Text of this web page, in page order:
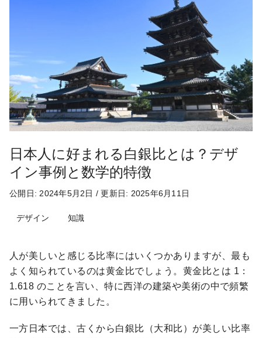
日本人に好まれる白銀比とは？デザ
イン事例と数学的特徴
公開日: 2024年5月2日 /更新日: 2025年6月11日
デザイン 知識
人が美しいと感じる比率にはいくつかありますが、最も
よく知られているのは黄金比でしょう。黄金比とは 1：
1.618 のことを言い、特に西洋の建築や美術の中で頻繁
に用いられてきました。
一方日本では、古くから白銀比（大和比）が美しい比率